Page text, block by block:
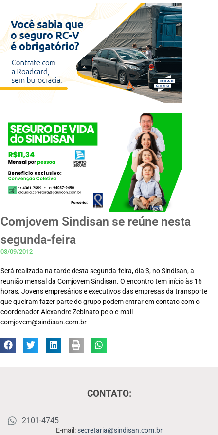
Comjovem Sindisan se reúne nesta
segunda-feira
03/09/2012
Será realizada na tarde desta segunda-feira, dia 3, no Sindisan, a
reunião mensal da Comjovem Sindisan. O encontro tem início às 16
horas. Jovens empresários e executivos das empresas da transporte
que queiram fazer parte do grupo podem entrar em contato com o
coordenador Alexandre Zebinato pelo e-mail
comjovem@sindisan.com.br
CONTATO:
2101-4745
E-mail:secretaria@sindisan.com.br